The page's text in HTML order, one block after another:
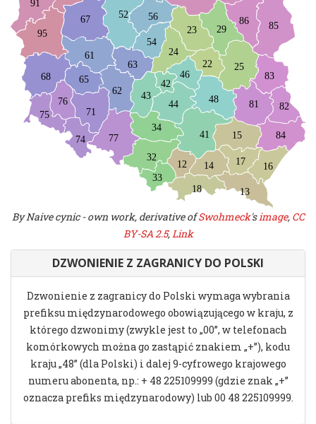
By Naive cynic - own work, derivative ofSwohmeck'simage, CC
BY-SA 2.5,Link
DZWONIENIE Z ZAGRANICY DO POLSKI
Dzwonienie z zagranicy do Polski wymaga wybrania
prefiksu międzynarodowego obowiązującego w kraju, z
którego dzwonimy (zwykle jest to „00”, w telefonach
komórkowych można go zastąpić znakiem „+”), kodu
kraju „48” (dla Polski) i dalej 9-cyfrowego krajowego
numeru abonenta, np.: + 48 225109999 (gdzie znak „+”
oznacza prefiks międzynarodowy) lub 00 48 225109999.